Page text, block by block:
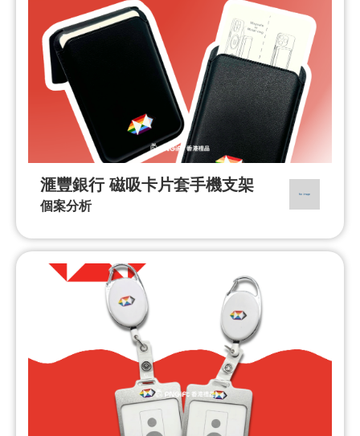
滙豐銀行 磁吸卡片套手機支架
個案分析